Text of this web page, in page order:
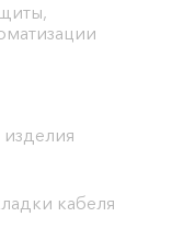
изделия
кабеля